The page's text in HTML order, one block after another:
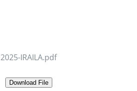
2025-IRAILA.pdf
Download File